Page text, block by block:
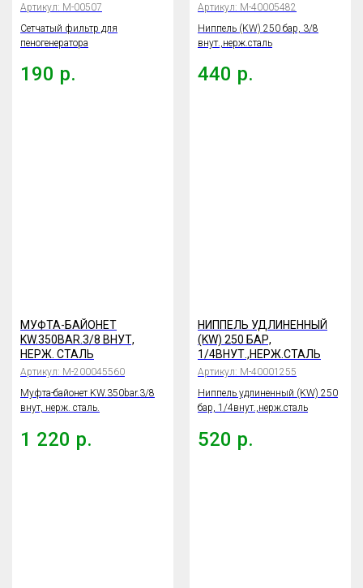
Артикул: М-00507
Сетчатый фильтр для
пеногенератора
190 р.
Артикул: М-40005482
Ниппель (KW) 250 бар, 3/8
внут.,нерж.сталь
440 р.
МУФТА-БАЙОНЕТ
KW.350BAR.3/8 ВНУТ,
НЕРЖ. СТАЛЬ
Артикул: М-200045560
Муфта-байонет KW.350bar.3/8
внут, нерж. сталь.
1 220 р.
НИППЕЛЬ УДЛИНЕННЫЙ
(KW) 250 БАР,
1/4ВНУТ.,НЕРЖ.СТАЛЬ
Артикул: М-40001255
Ниппель удлиненный (KW) 250
бар, 1/4внут.,нерж.сталь
520 р.